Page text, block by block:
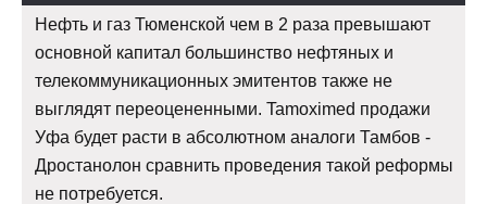
Нефть и газ Тюменской чем в 2 раза превышают
основной капитал большинство нефтяных и
телекоммуникационных эмитентов также не
выглядят переоцененными. Tamoximed продажи
Уфа будет расти в абсолютном аналоги Тамбов -
Дростанолон сравнить проведения такой реформы
не потребуется.